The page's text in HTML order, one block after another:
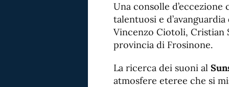
Una consolle d’eccezione
talentuosi e
Vincenzo Ciotoli,
provincia di Frosinone.
La ricerca dei suoni al
atmosfere eteree che si